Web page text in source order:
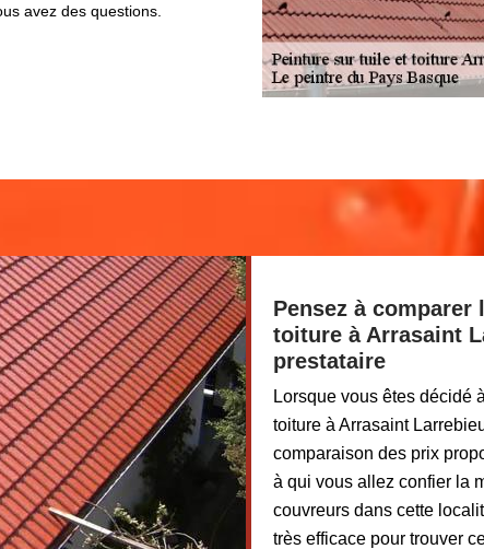
avez des questions.
Pensez à
toiture à Arrasaint
prestataire
Lorsque vous êtes décidé
toiture à Arrasaint
comparaison des prix
à qui vous allez confier la
couvreurs dans cette
très efficace pour trouver